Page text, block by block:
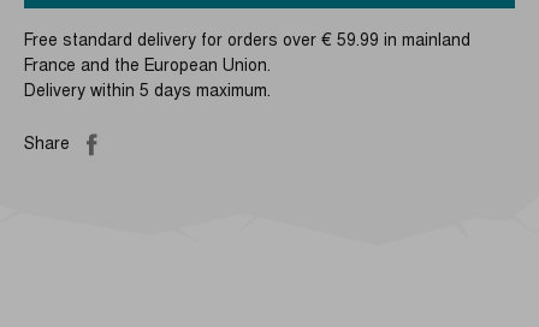
Free standard delivery for orders over € 59.99 in mainland
France and the European Union.
Delivery within 5 days maximum.
Share